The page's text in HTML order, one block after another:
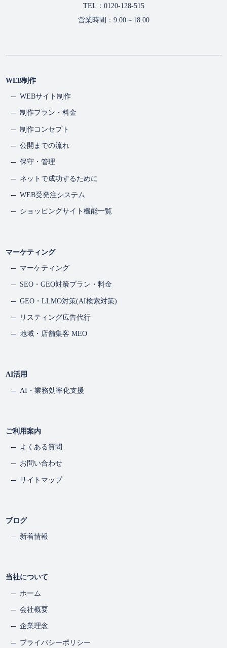
また要配慮個人情報は、法律に定めのある場合を除き、本人
の同意なく取得しません。
法令・指針・その他の規範の遵守
当社は、個人情報保護法をはじめとする関係法令、行政ガイ
ドライン等を遵守します。
安全管理措置の実施と是正
アクセス権管理
パスワード管理
持ち出し制限
教育・訓練
内部監査
苦情および相談への対応
を設け、誠実かつ迅速に対応します。
個人情報保護マネジメントシステムの継
方針の周知および公表
外に対してはWebサイト等を通じて公表します。また、法令
改正や社会環境の変化に応じて見直しを行い、常に最新の状
態を維持します。
適用範囲
WEB制作
WEBサイト制作
制作プラン・料金
制作コンセプト
公開までの流れ
保守・管理
ネットで成功するために
WEB受発注システム
ショッピングサイト機能一覧
マーケティング
マーケティング
SEO・GEO対策プラン・料金
GEO・LLMO対策(AI検索対策)
リスティング広告代行
地域・店舗集客 MEO
AI活用
AI・業務効率化支援
ご利用案内
よくある質問
お問い合わせ
サイトマップ
ブログ
新着情報
当社について
ホーム
会社概要
企業理念
プライバシーポリシー
TEL：0120-128-515
営業時間：9:00～18:00